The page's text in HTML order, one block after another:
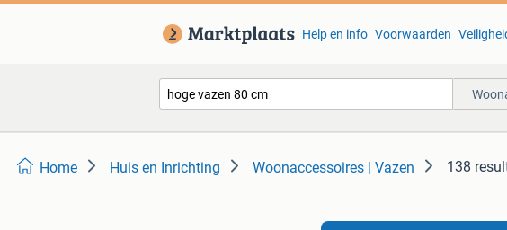
Help en info Voorwaarden
Home Huis en Inrichting Woonaccessoires | Vazen 138